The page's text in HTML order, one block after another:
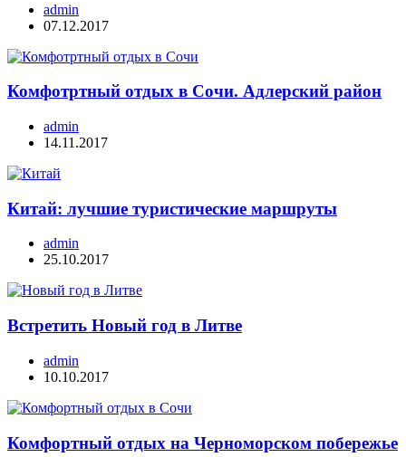
admin
07.12.2017
Комфотртный отдых в Сочи. Адлерский район
admin
14.11.2017
Китай: лучшие туристические маршруты
admin
25.10.2017
Встретить Новый год в Литве
admin
10.10.2017
Комфортный отдых на Черноморском побережье